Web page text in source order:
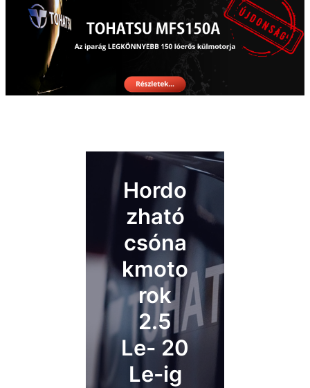
Hordo
zható
csóna
kmoto
rok
2.5
Le- 20
Le-ig